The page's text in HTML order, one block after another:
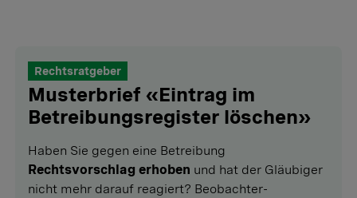
Rechtsratgeber
Musterbrief «Eintrag im
Betreibungsregister löschen»
Haben Sie gegen eine Betreibung
Rechtsvorschlag erhoben und hat der Gläubiger
nicht mehr darauf reagiert? Beobachter-